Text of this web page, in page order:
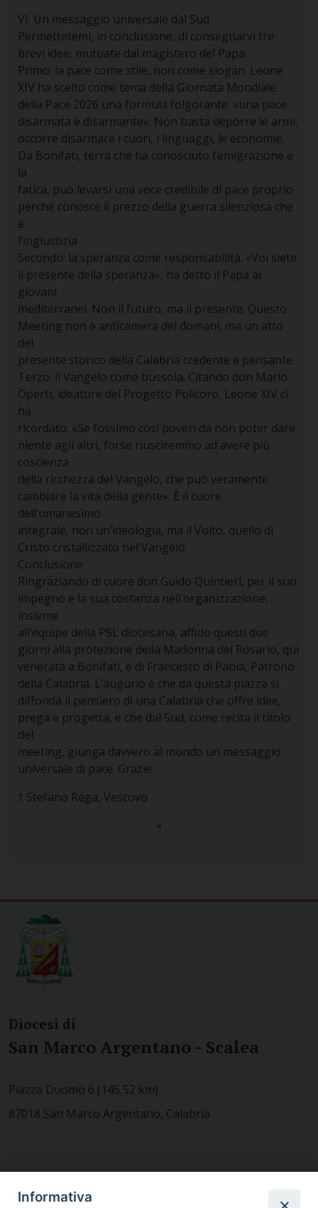
VI. Un messaggio universale dal Sud
Permettetemi, in conclusione, di consegnarvi tre
brevi idee, mutuate dal magistero del Papa.
Primo: la pace come stile, non come slogan. Leone
XIV ha scelto come tema della Giornata Mondiale
della Pace 2026 una formula folgorante: «una pace
disarmata e disarmante». Non basta deporre le armi,
occorre disarmare i cuori, i linguaggi, le economie.
Da Bonifati, terra che ha conosciuto l’emigrazione e
la
fatica, può levarsi una voce credibile di pace proprio
perché conosce il prezzo della guerra silenziosa che
è
l’ingiustizia.
Secondo: la speranza come responsabilità. «Voi siete
il presente della speranza», ha detto il Papa ai
giovani
mediterranei. Non il futuro, ma il presente. Questo
Meeting non è anticamera del domani, ma un atto
del
presente storico della Calabria credente e pensante.
Terzo: il Vangelo come bussola. Citando don Mario
Operti, ideatore del Progetto Policoro, Leone XIV ci
ha
ricordato: «Se fossimo così poveri da non poter dare
niente agli altri, forse riusciremmo ad avere più
coscienza
della ricchezza del Vangelo, che può veramente
cambiare la vita della gente». È il cuore
dell’umanesimo
integrale, non un’ideologia, ma il Volto, quello di
Cristo cristallizzato nel Vangelo.
Conclusione
Ringraziando di cuore don Guido Quintieri, per il suo
impegno e la sua costanza nell’organizzazione,
insieme
all’equipe della PSL diocesana, affido questi due
giorni alla protezione della Madonna del Rosario, qui
venerata a Bonifati, e di Francesco di Paola, Patrono
della Calabria. L’augurio è che da questa piazza si
diffonda il pensiero di una Calabria che offre idee,
prega e progetta, e che dal Sud, come recita il titolo
del
meeting, giunga davvero al mondo un messaggio
universale di pace. Grazie
† Stefano Rega, Vescovo
«
Diocesi di
San Marco Argentano - Scalea
Piazza Duomo 6 (145,52 km)
87018 San Marco Argentano, Calabria
Informativa